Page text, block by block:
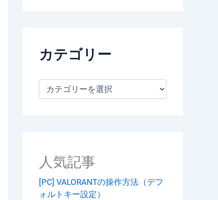
カテゴリー
人気記事
[PC] VALORANTの操作方法（デフ
ォルトキー設定）